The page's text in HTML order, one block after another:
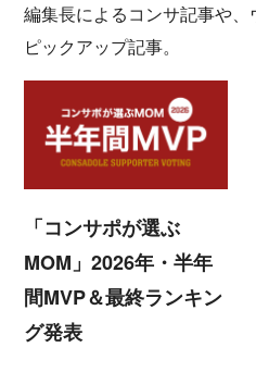
編集長によるコンサ記事や
ピックアップ記事。
「コンサポが選ぶ
MOM」2026年・半年
間MVP＆最終ランキン
グ発表